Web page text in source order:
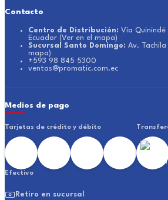
Contacto
Centro de Distribución: Vía
Ecuador (Ver en el mapa)
Sucursal Santo Domingo: Av.
mapa)
+593 98 845 5300
ventas@promatic.com.ec
Medios de pago
Tarjetas de crédito y débito
Efectivo
Retiro en sucursal